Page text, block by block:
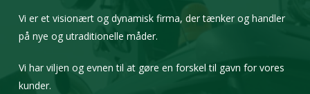
Vi er et visionært og dynamisk firma, der tænker og handler
på nye og utraditionelle måder.
Vi har viljen og evnen til at gøre en forskel til gavn for vores
kunder.